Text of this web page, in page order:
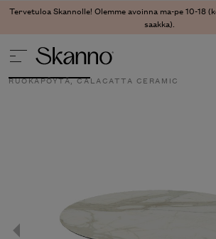
Tervetuloa Skannolle! Olemme avoinna ma-pe 10-18
saakka).
RUOKAPÖYTÄ, CALACATTA CERAMIC